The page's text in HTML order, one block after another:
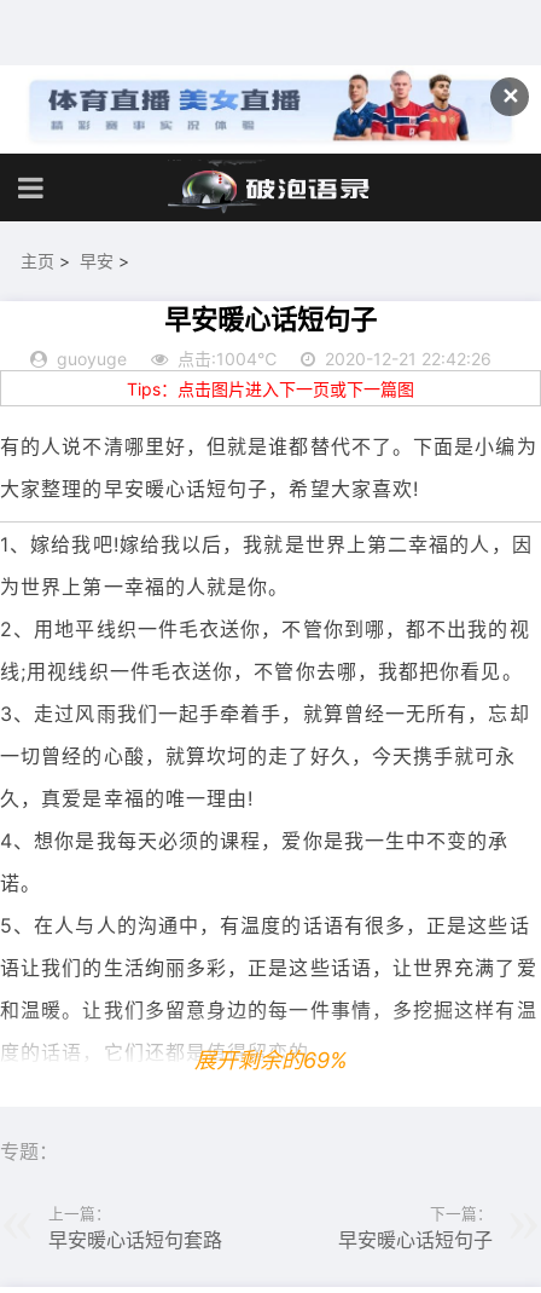
✕
主页 > 早安 >
早安暖心话短句子
guoyuge 点击:1004℃
2020-12-21 22:42:26
Tips：点击图片进入下一页或下一篇图
有的人说不清哪里好，但就是谁都替代不了。下面是小编为
大家整理的早安暖心话短句子，希望大家喜欢!
1、嫁给我吧!嫁给我以后，我就是世界上第二幸福的人，因
为世界上第一幸福的人就是你。
2、用地平线织一件毛衣送你，不管你到哪，都不出我的视
线;用视线织一件毛衣送你，不管你去哪，我都把你看见。
3、走过风雨我们一起手牵着手，就算曾经一无所有，忘却
一切曾经的心酸，就算坎坷的走了好久，今天携手就可永
久，真爱是幸福的唯一理由!
4、想你是我每天必须的课程，爱你是我一生中不变的承
诺。
5、在人与人的沟通中，有温度的话语有很多，正是这些话
语让我们的生活绚丽多彩，正是这些话语，让世界充满了爱
和温暖。让我们多留意身边的每一件事情，多挖掘这样有温
度的话语，它们还都是值得留恋的。
展开剩余的69%
专题：
上一篇：
早安暖心话短句套路
下一篇：
早安暖心话短句子